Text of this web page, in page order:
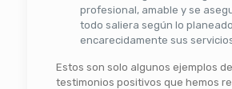
profesional, amable y se
todo saliera según lo
encarecidamente sus
Estos son solo algunos ejemplos
testimonios positivos que hemos